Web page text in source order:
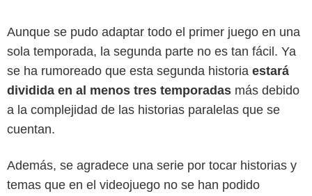
Aunque se pudo adaptar todo el primer juego en una
sola temporada, la segunda parte no es tan fácil. Ya
se ha rumoreado que esta segunda historia estará
dividida en al menos tres temporadas más debido
a la complejidad de las historias paralelas que se
cuentan.
Además, se agradece una serie por tocar historias y
temas que en el videojuego no se han podido